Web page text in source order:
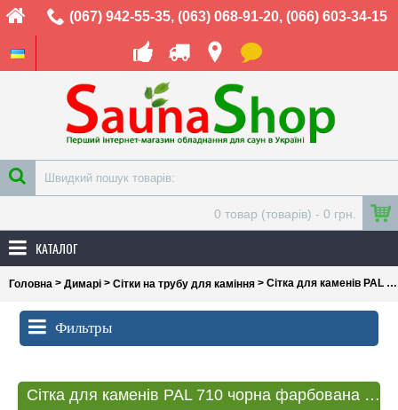
(067) 942-55-35, (063) 068-91-20, (066) 603-34-15
0 товар (товарів) - 0 грн.
КАТАЛОГ
Головна > Димарі > Сітки на трубу для каміння > Сітка для каменів PAL 710 чорна фарбована сталь
Фильтры
Сітка для каменів PAL 710 чорна фарбована сталь